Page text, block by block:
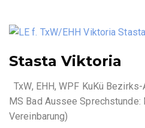
Stasta Viktoria
TxW, EHH, WPF KuKü
MS Bad Aussee Sprechstunde:
Vereinbarung)